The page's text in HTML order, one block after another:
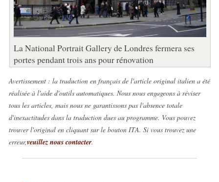
La National Portrait Gallery de Londres fermera ses
portes pendant trois ans pour rénovation
Avertissement : la traduction en français de l'article original italien a été
réalisée à l'aide d'outils automatiques. Nous nous engageons à réviser
tous les articles, mais nous ne garantissons pas l'absence totale
d'inexactitudes dans la traduction dues au programme. Vous pouvez
trouver l'original en cliquant sur le bouton ITA. Si vous trouvez une
erreur,veuillez nous contacter.